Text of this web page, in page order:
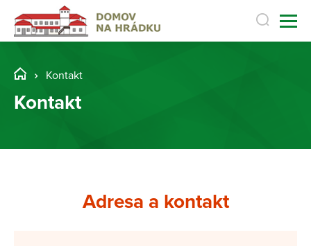
Kontakt
Kontakt
Adresa a kontakt